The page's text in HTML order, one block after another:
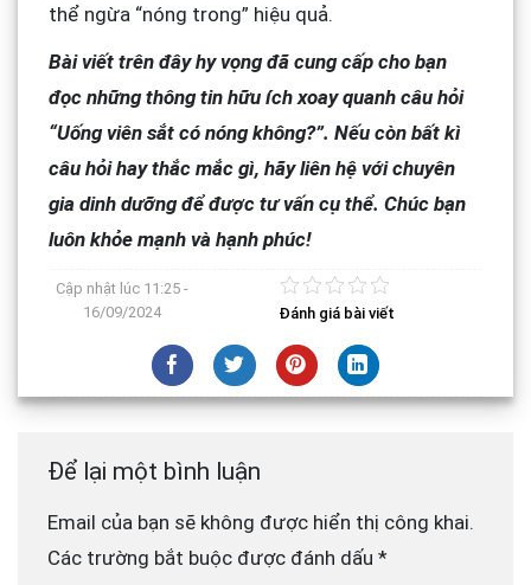
thể ngừa “nóng trong” hiệu quả.
Bài viết trên đây hy vọng đã cung cấp cho bạn
đọc những thông tin hữu ích xoay quanh câu hỏi
“Uống viên sắt có nóng không?”. Nếu còn bất kì
câu hỏi hay thắc mắc gì, hãy liên hệ với chuyên
gia dinh dưỡng để được tư vấn cụ thể. Chúc bạn
luôn khỏe mạnh và hạnh phúc!
Cập nhật lúc 11:25 -
16/09/2024
Đánh giá bài viết
Để lại một bình luận
Email của bạn sẽ không được hiển thị công khai.
Các trường bắt buộc được đánh dấu *